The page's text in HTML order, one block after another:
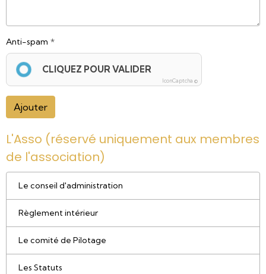
Anti-spam
CLIQUEZ POUR VALIDER
IconCaptcha ©
Ajouter
L'Asso (réservé uniquement aux membres
de l'association)
Le conseil d'administration
Règlement intérieur
Le comité de Pilotage
Les Statuts